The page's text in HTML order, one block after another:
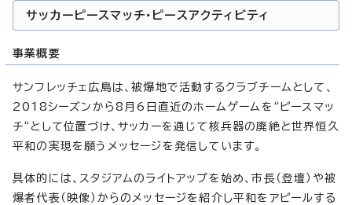
サッカーピースマッチ・ピースアクティビティ
事業概要
サンフレッチェ広島は、被爆地で活動するクラブチームとして、
2018シーズンから8月6日直近のホームゲームを“ピースマッ
チ“として位置づけ、サッカーを通じて核兵器の廃絶と世界恒久
平和の実現を願うメッセージを発信しています。
具体的には、スタジアムのライトアップを始め、市長（登壇）や被
爆者代表（映像）からのメッセージを紹介し平和をアピールする